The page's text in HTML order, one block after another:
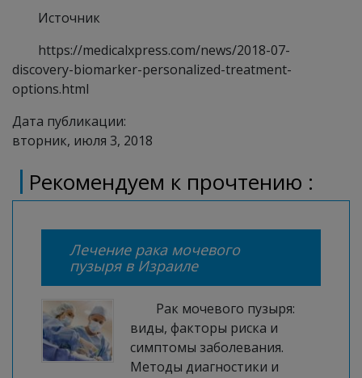
Источник
https://medicalxpress.com/news/2018-07-
discovery-biomarker-personalized-treatment-
options.html
Дата публикации:
вторник, июля 3, 2018
Рекомендуем к прочтению :
Лечение рака мочевого
пузыря в Израиле
Рак мочевого пузыря:
виды, факторы риска и
симптомы заболевания.
Методы диагностики и